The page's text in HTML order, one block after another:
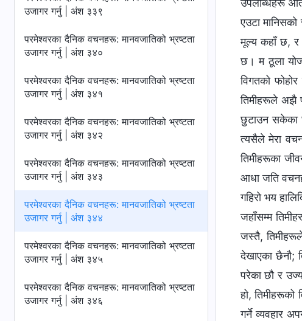
उजागर गर्नु | अंश ३३९
परमेश्‍वरका दैनिक वचनहरू: मानवजातिको भ्रष्टता
उजागर गर्नु | अंश ३४०
परमेश्‍वरका दैनिक वचनहरू: मानवजातिको भ्रष्टता
उजागर गर्नु | अंश ३४१
परमेश्‍वरका दैनिक वचनहरू: मानवजातिको भ्रष्टता
उजागर गर्नु | अंश ३४२
परमेश्‍वरका दैनिक वचनहरू: मानवजातिको भ्रष्टता
उजागर गर्नु | अंश ३४३
परमेश्‍वरका दैनिक वचनहरू: मानवजातिको भ्रष्टता
उजागर गर्नु | अंश ३४४
परमेश्‍वरका दैनिक वचनहरू: मानवजातिको भ्रष्टता
उजागर गर्नु | अंश ३४५
परमेश्‍वरका दैनिक वचनहरू: मानवजातिको भ्रष्टता
उजागर गर्नु | अंश ३४६
उपलब्धिहरू
एउटा
मूल्य कहाँ छ, र
छ। म ठूला
विगतको
तिमीहरूले अझै
छुटाउन सकेका
त्यसैले मेरा
तिमीहरूका
आधा जति
गहिरो भय
जहाँसम्म
जस्तै,
देखाएका छैनौ;
परेका छौ र
हो, तिमीहरूको
गर्ने व्यवहार